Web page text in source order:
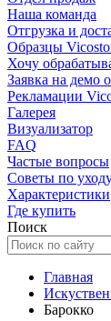
Наша команда
Отгрузка и
Образцы
Хочу
Заявка на демо
Рекламации
Галерея
Визуализатор
FAQ
Частые вопросы
Советы по
Характеристики
Где купить
Поиск
Главная
Барокко